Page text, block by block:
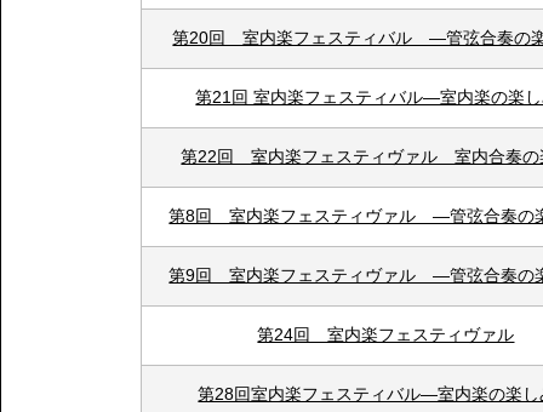
第20回 室内楽フェスティバル ―管弦合奏の
第21回 室内楽フェスティバル―室内楽の楽
第22回 室内楽フェスティヴァル 室内合奏の
第8回 室内楽フェスティヴァル ―管弦合奏の
第9回 室内楽フェスティヴァル ―管弦合奏の
第24回 室内楽フェスティヴァル
第28回室内楽フェスティバル―室内楽の楽